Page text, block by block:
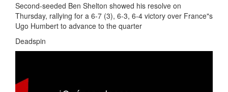
Second-seeded Ben Shelton showed his resolve on
Thursday, rallying for a 6-7 (3), 6-3, 6-4 victory over France"s
Ugo Humbert to advance to the quarter
Deadspin